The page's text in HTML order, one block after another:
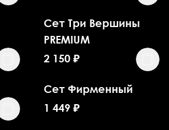
Сет Три Вершины
PREMIUM
2 150 ₽
Сет Фирменный
1 449 ₽